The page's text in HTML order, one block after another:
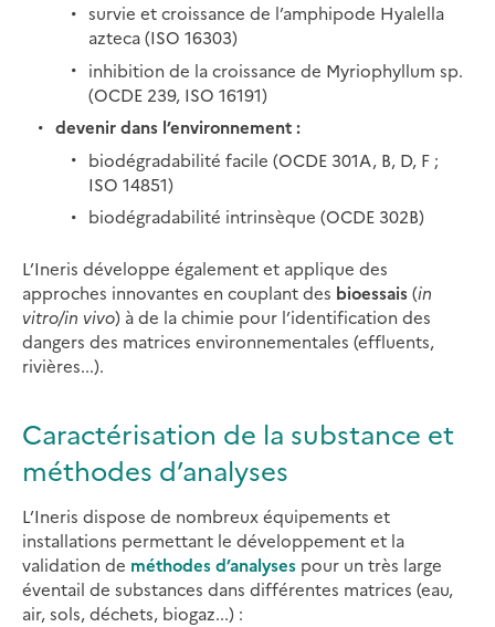
survie et croissance de l’amphipode Hyalella
azteca (ISO 16303)
inhibition de la croissance de Myriophyllum sp.
(OCDE 239, ISO 16191)
devenir dans l’environnement :
biodégradabilité facile (OCDE 301A, B, D, F ;
ISO 14851)
biodégradabilité intrinsèque (OCDE 302B)
L’Ineris développe également et applique des
approches innovantes en couplant des bioessais(in
vitro/in vivo) à de la chimie pour l’identification des
dangers des matrices environnementales (effluents,
rivières...).
Caractérisation de la substance et
méthodes d’analyses
L’Ineris dispose de nombreux équipements et
installations permettant le développement et la
validation de méthodes d’analyses pour un très large
éventail de substances dans différentes matrices (eau,
air, sols, déchets, biogaz...) :